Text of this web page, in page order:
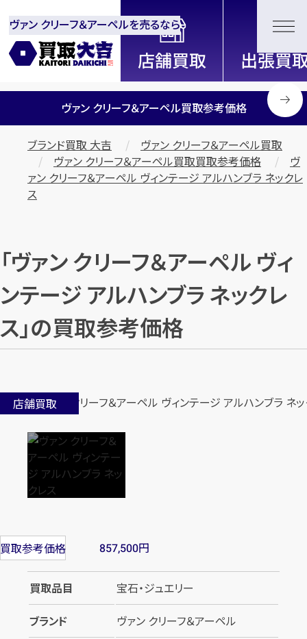
全国2200店舗以上展開中！信頼と実績の買取専門店「買取大
吉」
ヴァン クリーフ＆アーペルを売るなら
カンタン無料
ヴァン クリーフ＆アーペル買取参考価格
ブランド買取 大吉
ヴァン クリーフ＆アーペル買取
ヴァン クリーフ＆アーペル買取買取参考価格
ヴ
ァン クリーフ＆アーペル ヴィンテージ アルハンブラ ネックレ
ス
「ヴァン クリーフ＆アーペル ヴィ
ンテージ アルハンブラ ネックレ
ス」の買取参考価格
店舗買取
買取参考価格 857,500円
買取品目
宝石・ジュエリー
ブランド
ヴァン クリーフ＆アーペル